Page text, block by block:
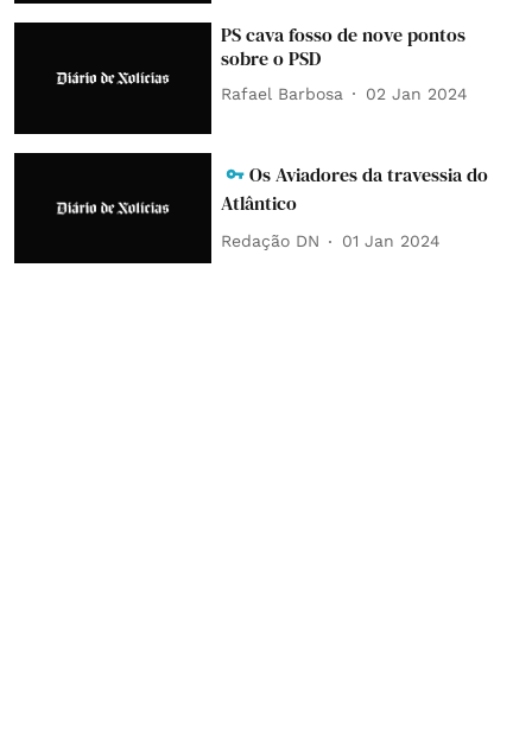
PS cava fosso de nove pontos
sobre o PSD
Rafael Barbosa 02 Jan 2024
Os Aviadores da travessia do
Atlântico
Redação DN 01 Jan 2024